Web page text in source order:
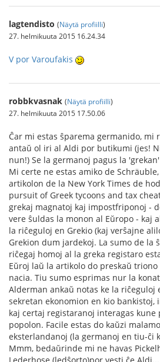
lagtendisto (Näytä profiilli)
27. helmikuuta 2015 16.24.34
V por Varoufakis
robbkvasnak (Näytä profiilli)
27. helmikuuta 2015 17.50.06
Ĉar mi estas ŝparema germanido, mi
antaŭ ol iri al Aldi por butikumi (jes!
nun!) Se la germanoj pagus la
Mi certe ne estas amiko de
artikolon de la New York Times de
pursuit of Greek tycoons and tax
grekaj magnatoj kaj impostfriponoj -
vere ŝuldas la monon al Eŭropo - kaj
la riĉeguloj en Grekio (kaj verŝajne
Grekion dum jardekoj. La sumo de la
riĉegaj homoj al la greka registaro
Eŭroj laŭ la artikolo do preskaŭ
nacia. Tiu sumo esprimas nur la
Alderman ankaŭ notas ke la riĉeguloj
sekretan ekonomion en kio
kaj certaj registaranoj interagas
popolon. Facile estas do kaŭzi
eksterlandanoj (la germanoj en tiu-ĉi
Mmm, bedaŭrinde mi ne havas